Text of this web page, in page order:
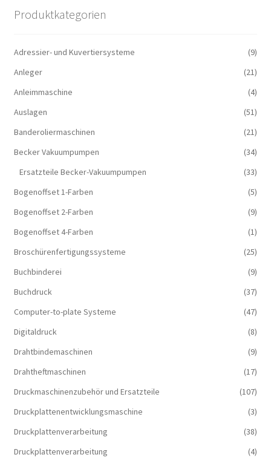
Produktkategorien
Adressier- und Kuvertiersysteme
(9)
Anleger
(21)
Anleimmaschine
(4)
Auslagen
(51)
Banderoliermaschinen
(21)
Becker Vakuumpumpen
(34)
Ersatzteile Becker-Vakuumpumpen
(33)
Bogenoffset 1-Farben
(5)
Bogenoffset 2-Farben
(9)
Bogenoffset 4-Farben
(1)
Broschürenfertigungssysteme
(25)
Buchbinderei
(9)
Buchdruck
(37)
Computer-to-plate Systeme
(47)
Digitaldruck
(8)
Drahtbindemaschinen
(9)
Drahtheftmaschinen
(17)
Druckmaschinenzubehör und Ersatzteile
(107)
Druckplattenentwicklungsmaschine
(3)
Druckplattenverarbeitung
(38)
Druckplattenverarbeitung
(4)